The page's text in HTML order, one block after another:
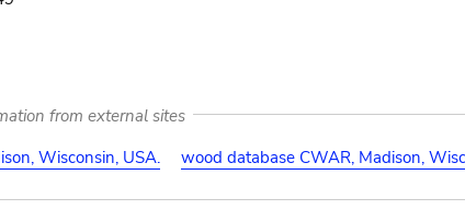
from external sites
Wisconsin, USA.
wood database CWAR, Madison,